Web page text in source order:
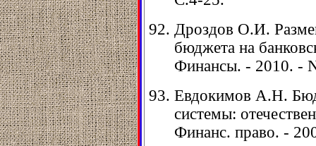
Дроздов О.И.
бюджета на
Финансы. - 2010. -
Евдокимов А.Н.
системы:
Финанс. право. -